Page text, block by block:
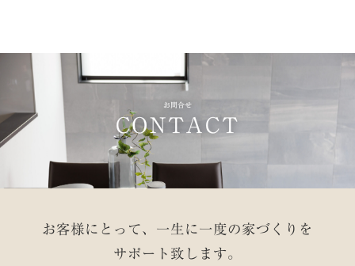
お問合せ
CONTACT
お客様にとって、一生に一度の家づくりを
サポート致します。